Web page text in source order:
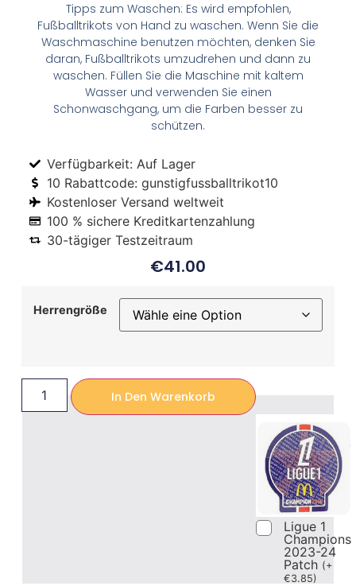
Tipps zum Waschen: Es wird empfohlen,
Fußballtrikots von Hand zu waschen. Wenn Sie die
Waschmaschine benutzen möchten, denken Sie
daran, Fußballtrikots umzudrehen und dann zu
waschen. Füllen Sie die Maschine mit kaltem
Wasser und verwenden Sie einen
Schonwaschgang, um die Farben besser zu
schützen.
Verfügbarkeit: Auf Lager
10 Rabattcode: gunstigfussballtrikot10
Kostenloser Versand weltweit
100 % sichere Kreditkartenzahlung
30-tägiger Testzeitraum
€41.00
Herrengröße
In Den Warenkorb
Ligue 1
Champions
2023-24
Patch (+
€3.85)